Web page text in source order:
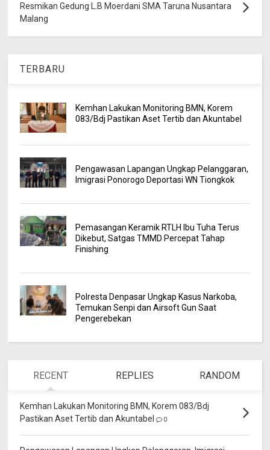
Resmikan Gedung L.B Moerdani SMA Taruna Nusantara
Malang
TERBARU
Kemhan Lakukan Monitoring BMN, Korem
083/Bdj Pastikan Aset Tertib dan Akuntabel
Pengawasan Lapangan Ungkap Pelanggaran,
Imigrasi Ponorogo Deportasi WN Tiongkok
Pemasangan Keramik RTLH Ibu Tuha Terus
Dikebut, Satgas TMMD Percepat Tahap
Finishing
Polresta Denpasar Ungkap Kasus Narkoba,
Temukan Senpi dan Airsoft Gun Saat
Pengerebekan
RECENT REPLIES RANDOM
Kemhan Lakukan Monitoring BMN, Korem 083/Bdj
Pastikan Aset Tertib dan Akuntabel
0